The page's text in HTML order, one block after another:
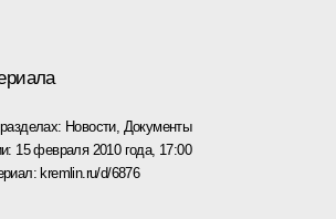
Новости, Документы
15 февраля 2010 года, 17:00
kremlin.ru/d/6876